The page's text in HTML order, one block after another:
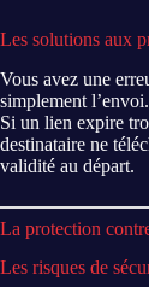
Les solutions aux
Vous avez une
simplement
Si un lien expire
destinataire ne
validité au départ.
La protection
Les risques de